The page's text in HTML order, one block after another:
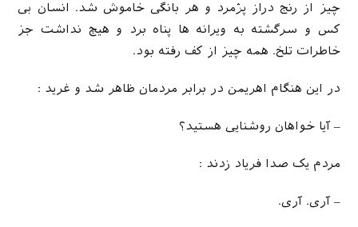
چیز از رنج دراز پژمرد و هر بانگی خاموش شد. انسان بی
کس و سرگشته به ویرانه ها پناه برد و هیچ نداشت جز
خاطرات تلخ. همه چیز از کف رفته بود.
در این هنگام اهریمن در برابر مردمان ظاهر شد و غرید :
– آیا خواهان روشنایی هستید؟
مردم یک صدا فریاد زدند :
– آری. آری.